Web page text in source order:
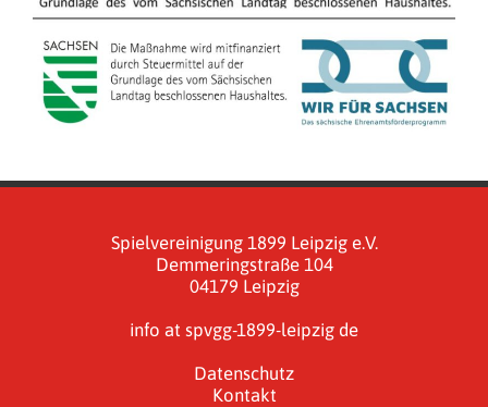
Spielvereinigung 1899 Leipzig e.V.
Demmeringstraße 104
04179 Leipzig
info at spvgg-1899-leipzig de
Datenschutz
Kontakt